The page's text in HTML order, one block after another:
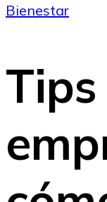
Bienestar